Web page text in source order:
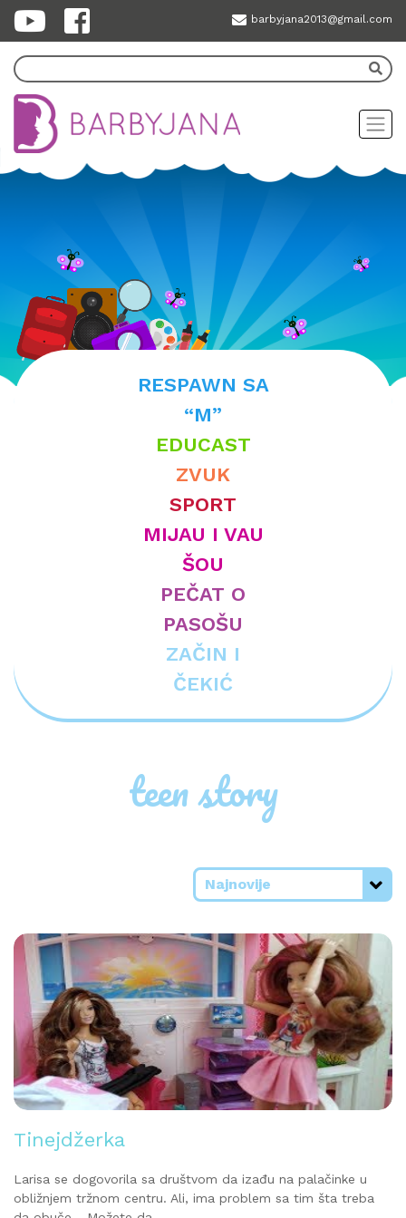
barbyjana2013@gmail.com
RESPAWN SA
“M”
EDUCAST
ZVUK
SPORT
MIJAU I VAU
ŠOU
PEČAT O
PASOŠU
ZAČIN I
ČEKIĆ
teen story
Najnovije
Tinejdžerka
Larisa se dogovorila sa društvom da izađu na palačinke u
obližnjem tržnom centru. Ali, ima problem sa tim šta treba